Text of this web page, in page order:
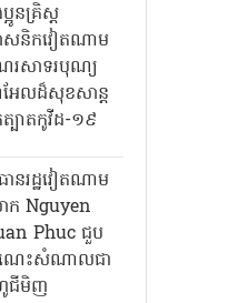
អូនគ្រិស្ត
សនិកវៀតណាម
សាទរបុណ្យ
ែលដ៏សុខសាន្ត
ត្បាតកូវីដ-១៩
ានរដ្ឋវៀតណាម
Nguyen
Phuc ជួប
េះសំណាលជា
ជីមិញ